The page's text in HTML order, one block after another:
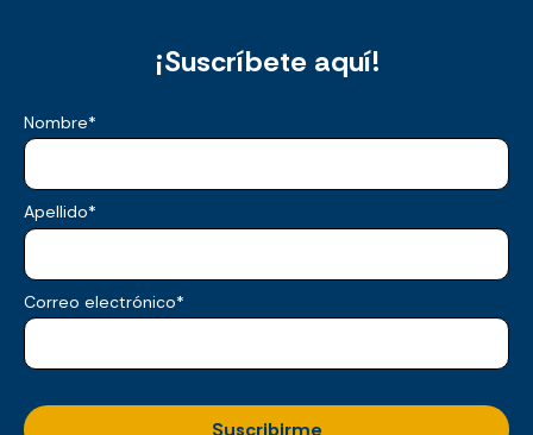
¡Suscríbete aquí!
Nombre*
Apellido*
Correo electrónico*